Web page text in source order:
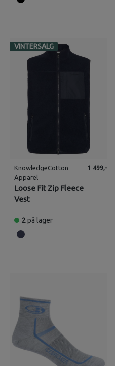
VINTERSALG
KnowledgeCotton
Apparel
Loose Fit Zip Fleece
Vest
1 499,-
2på lager